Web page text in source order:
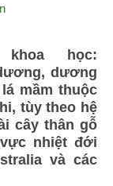
học:
dương
mầm thuộc
tùy theo hệ
cây thân gỗ
nhiệt đới
và các